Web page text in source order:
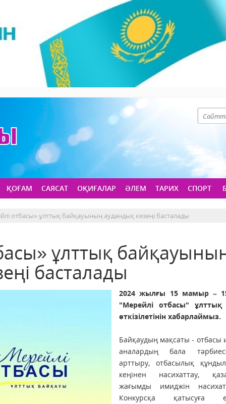
ҚОҒАМ САЯСАТ ОҚИҒАЛАР ӘЛЕМ ТАРИХ СПОРТ
отбасы» ұлттық байқауының аудандық кезеңі басталады
ұлттық
басталады
2024 жылғы 15 мамыр –
"Мерейлі отбасы"
өткізілетінін хабарлаймыз.
Байқаудың мақсаты - отбасы
аналардың бала
арттыру, отбасылық
кеңінен насихаттау,
жағымды имиджін
Конкурсқа қатысуға